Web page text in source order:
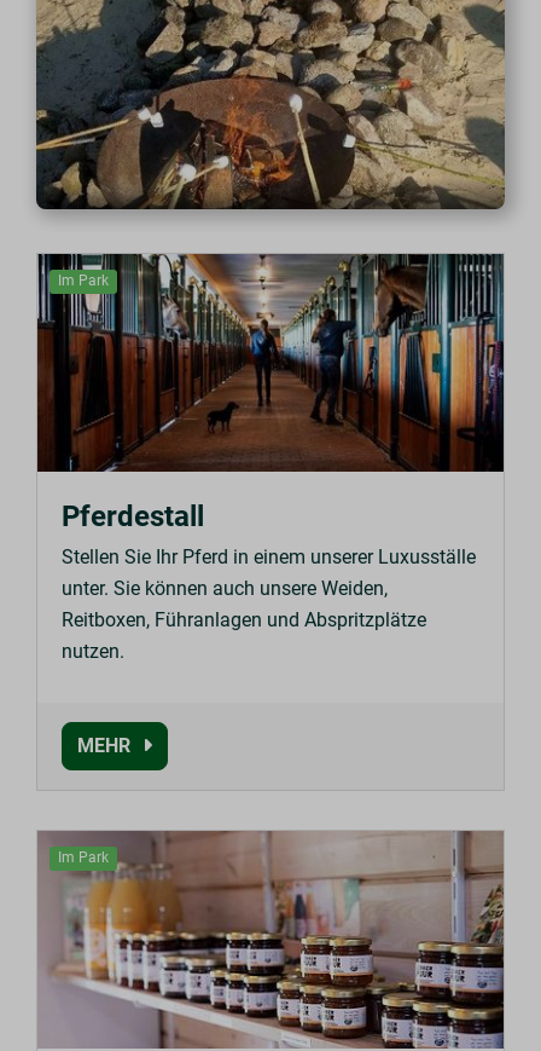
Im Park
Pferdestall
Stellen Sie Ihr Pferd in einem unserer Luxusställe
unter. Sie können auch unsere Weiden,
Reitboxen, Führanlagen und Abspritzplätze
nutzen.
MEHR
Im Park